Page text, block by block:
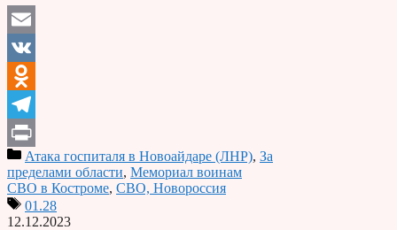
Email
VK
Odnoklassniki
Telegram
PrintАтака госпиталя в Новоайдаре (ЛНР), За
пределами области, Мемориал воинам
СВО в Костроме, СВО, Новороссия
01.28
12.12.2023